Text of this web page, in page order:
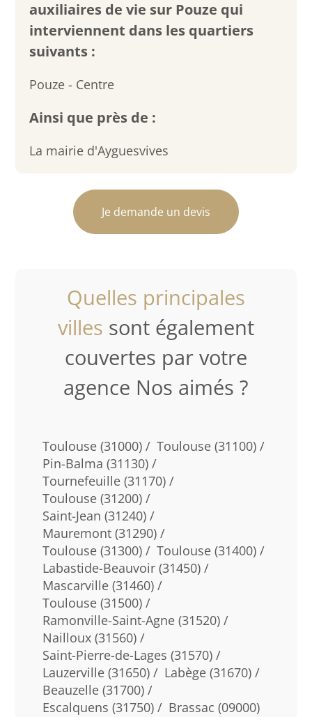
auxiliaires de vie sur Pouze qui
interviennent dans les quartiers
suivants :
Pouze - Centre
Ainsi que près de :
La mairie d'Ayguesvives
Je demande un devis
Quelles principales
villes sont également
couvertes par votre
agence Nos aimés ?
Toulouse (31000) / Toulouse (31100) /
Pin-Balma (31130) /
Tournefeuille (31170) /
Toulouse (31200) /
Saint-Jean (31240) /
Mauremont (31290) /
Toulouse (31300) / Toulouse (31400) /
Labastide-Beauvoir (31450) /
Mascarville (31460) /
Toulouse (31500) /
Ramonville-Saint-Agne (31520) /
Nailloux (31560) /
Saint-Pierre-de-Lages (31570) /
Lauzerville (31650) / Labège (31670) /
Beauzelle (31700) /
Escalquens (31750) / Brassac (09000)